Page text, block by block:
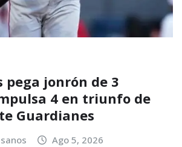
pega jonrón de 3
4 en triunfo de
Guardianes
Ago 5, 2026